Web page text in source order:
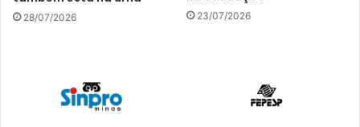
28/07/2026 23/07/2026